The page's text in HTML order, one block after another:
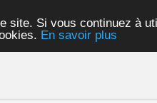
Si vous continuez à
En savoir plus